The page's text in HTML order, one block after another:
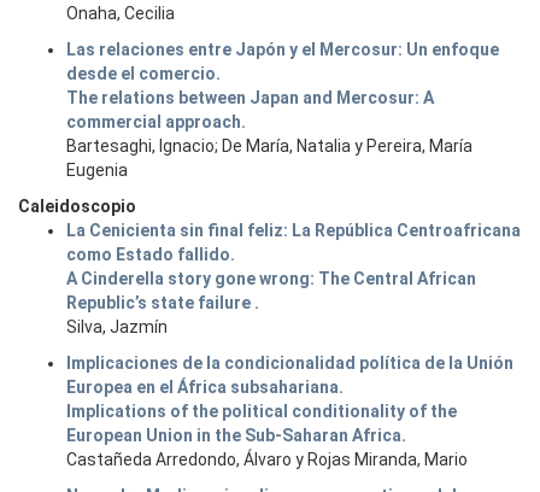
Onaha, Cecilia
Las relaciones entre Japón y el Mercosur: Un enfoque
desde el comercio.
The relations between Japan and Mercosur: A
commercial approach.
Bartesaghi, Ignacio; De María, Natalia y Pereira, María
Eugenia
Caleidoscopio
La Cenicienta sin final feliz: La República Centroafricana
como Estado fallido.
A Cinderella story gone wrong: The Central African
Republic’s state failure .
Silva, Jazmín
Implicaciones de la condicionalidad política de la Unión
Europea en el África subsahariana.
Implications of the political conditionality of the
European Union in the Sub-Saharan Africa.
Castañeda Arredondo, Álvaro y Rojas Miranda, Mario